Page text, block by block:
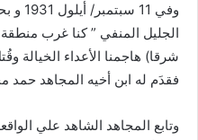
وفي
الجليل المنفي ” كنا غرب
شرقا) هاجمنا الأعداء الخيالة
فقدَم له ابن أخيه المجاهد حمد
وتابع المجاهد الشاهد علي